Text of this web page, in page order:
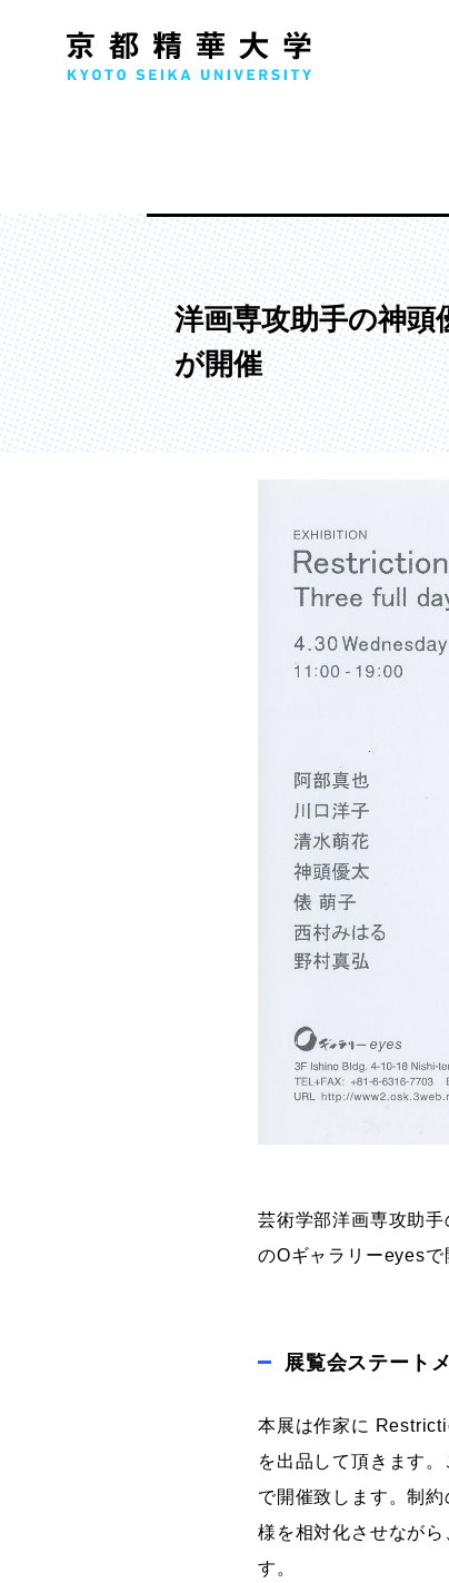
人文学部
歴史コース
文学コース
社会コース
国際文化コース
国際日本学コース
グラフィックデザインコース
デジタルクリエイションコース
プロダクトデザイン学科
洋画専攻助手の神
が開催
芸術学部洋画専攻助
のOギャラリーeyesで
展覧会ステート
本展は作家に
を出品して頂きます
で開催致します。制
様を相対化させなが
す。